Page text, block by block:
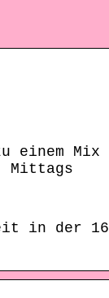
einem Mix
Mittags
in der 16